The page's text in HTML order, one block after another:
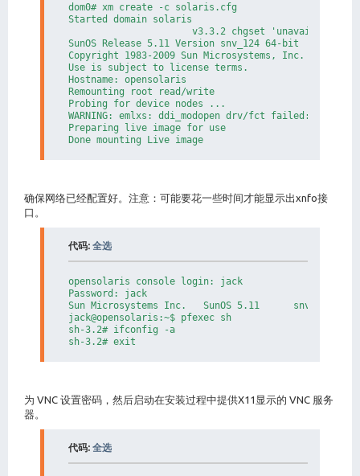
dom0# xm create -c solaris.cfg
Started domain solaris
                      v3.3.2 chgset 'unavailable'
SunOS Release 5.11 Version snv_124 64-bit
Copyright 1983-2009 Sun Microsystems, Inc.  All
Use is subject to license terms.
Hostname: opensolaris
Remounting root read/write
Probing for device nodes ...
WARNING: emlxs: ddi_modopen drv/fct failed: err 2
Preparing live image for use
Done mounting Live image
确保网络已经配置好。注意：可能要花一些时间才能显示出xnfo接
口。
代码: 全选
opensolaris console login: jack
Password: jack
Sun Microsystems Inc.   SunOS 5.11      snv_124
jack@opensolaris:~$ pfexec sh
sh-3.2# ifconfig -a
sh-3.2# exit
为 VNC 设置密码，然后启动在安装过程中提供X11显示的 VNC 服务
器。
代码: 全选